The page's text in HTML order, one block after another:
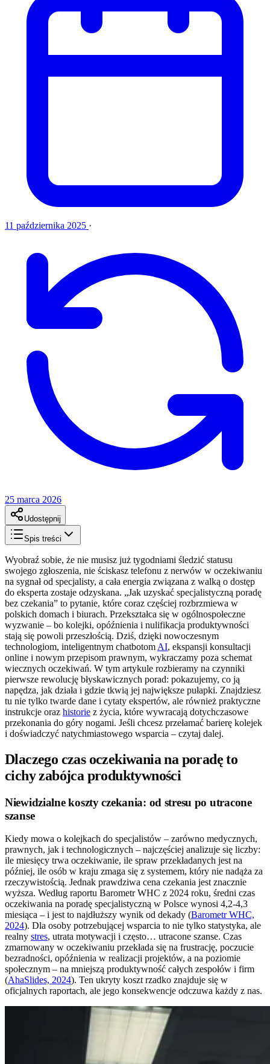
11 października 2025 ·
25 marca 2026
Udostępnij
Spis treści
Wyobraź sobie, że nie musisz już tygodniami śledzić statusu
swojego zgłoszenia, nie ściskasz telefonu z nerwów w oczekiwaniu
na sygnał od specjalisty, a cała energia związana z walką o dostęp
do eksperta zostaje odzyskana. „Jak uzyskać specjalistyczną poradę
bez czekania” to pytanie, które coraz częściej rozbrzmiewa w
polskich domach i biurach. Przekształca się w ogólnospołeczne
wyzwanie – bo kolejki, opóźnienia i nulifikacja produktywności
stają się powoli przeszłością. Dziś, dzięki nowoczesnym
technologiom, inteligentnym chatbotom AI, ekspansji konsultacji
online i nowym przepisom prawnym, wykraczamy poza schemat
wiecznych oczekiwań. W tym artykule rozbieramy na czynniki
pierwsze rewolucję błyskawicznych porad: pokazujemy, co ją
napędza, jak działa i gdzie tkwią jej największe pułapki. Znajdziesz
tu nie tylko twarde dane i cytaty ekspertów, ale również praktyczne
instrukcje oraz historie z życia, które wywracają dotychczasowe
przekonania do góry nogami. Jeśli chcesz przełamać barierę kolejek
i doświadczyć natychmiastowego wsparcia – czytaj dalej.
Dlaczego czas oczekiwania na poradę to
cichy zabójca produktywności
Niewidzialne koszty czekania: od stresu po utracone
szanse
Kiedy mowa o kolejkach do specjalistów – zarówno medycznych,
prawnych, jak i technologicznych – najczęściej analizuje się liczby:
ile miesięcy trwa oczekiwanie, ile spraw przekładanych jest na
później, ile osób w kraju zmaga się z systemem, który nie nadąża za
rzeczywistością. Jednak prawdziwa cena czekania jest znacznie
wyższa. Według raportu Barometr WHC z 2024 roku, średni czas
oczekiwania na poradę specjalistyczną w Polsce wynosi 4,2-4,3
miesiąca – i jest to najdłuższy wynik od dekady (Barometr WHC,
2024). Dla osoby potrzebującej wsparcia to nie tylko statystyka, ale
realny stres, utrata motywacji i często… utracone szanse. Czas
zmarnowany w oczekiwaniu przekłada się na frustrację, poczucie
bezradności, opóźnienia w realizacji projektów, a na poziomie
społecznym – na mniejszą produktywność całych zespołów i firm
(AhaSlides, 2024). Ten ukryty koszt rzadko znajduje się w
oficjalnych raportach, ale jego konsekwencje odczuwa każdy z nas.